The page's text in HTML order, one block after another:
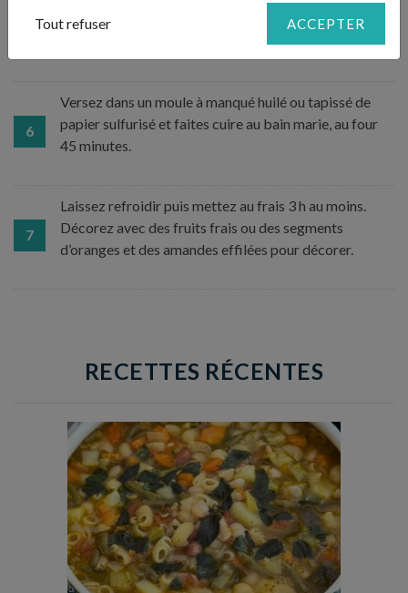
30 secondes pour les meringuer. Incorporez les blancs
6
Versez dans un moule à manqué huilé ou tapissé de
papier sulfurisé et faites cuire au bain marie, au four
45 minutes.
7
Laissez refroidir puis mettez au frais 3 h au moins.
Décorez avec des fruits frais ou des segments
d’oranges et des amandes effilées pour décorer.
RECETTES RÉCENTES
Temps de préparation : 35 min
Temps de cuisson : 1h15
Nombre de couverts : 8
Tout refuser ACCEPTER